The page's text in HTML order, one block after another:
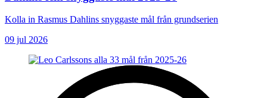
Kolla in Rasmus Dahlins snyggaste mål från grundserien
09 jul 2026